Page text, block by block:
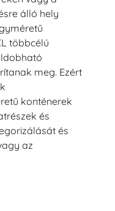
álló hely
többcélú
meg. Ezért
konténerek
és
és
az